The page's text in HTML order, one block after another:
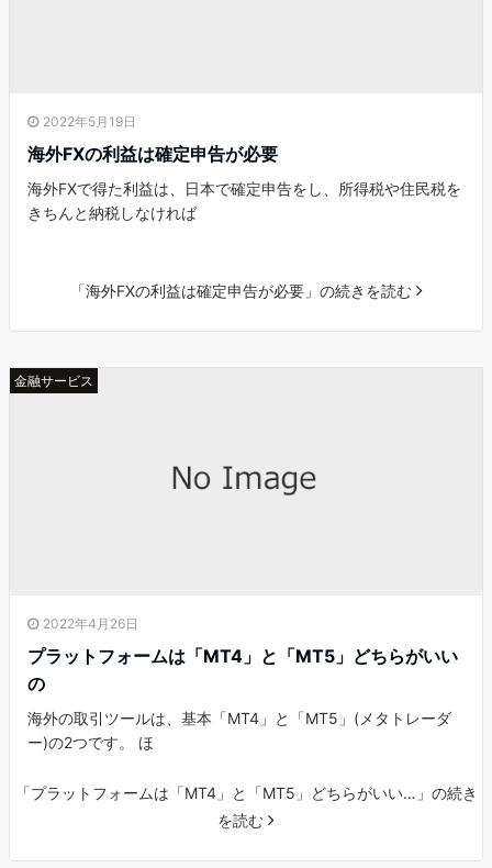
2022年5月19日
海外FXの利益は確定申告が必要
海外FXで得た利益は、日本で確定申告をし、所得税や住民税を
きちんと納税しなければ
「海外FXの利益は確定申告が必要」の続きを読む
金融サービス
2022年4月26日
プラットフォームは「MT4」と「MT5」どちらがいい
の
海外の取引ツールは、基本「MT4」と「MT5」(メタトレーダ
ー)の2つです。 ほ
「プラットフォームは「MT4」と「MT5」どちらがいい…」の続き
を読む